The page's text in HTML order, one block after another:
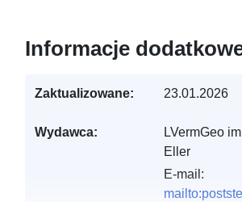
Informacje
Zaktualizowane: 23.01.2026
Wydawca:
LVermGeo
Eller
E-mail: